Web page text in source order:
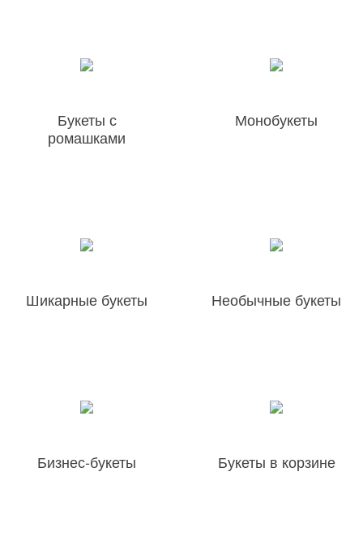
Букеты с
ромашками
Монобукеты
Шикарные букеты Необычные букеты
Бизнес-букеты Букеты в корзине